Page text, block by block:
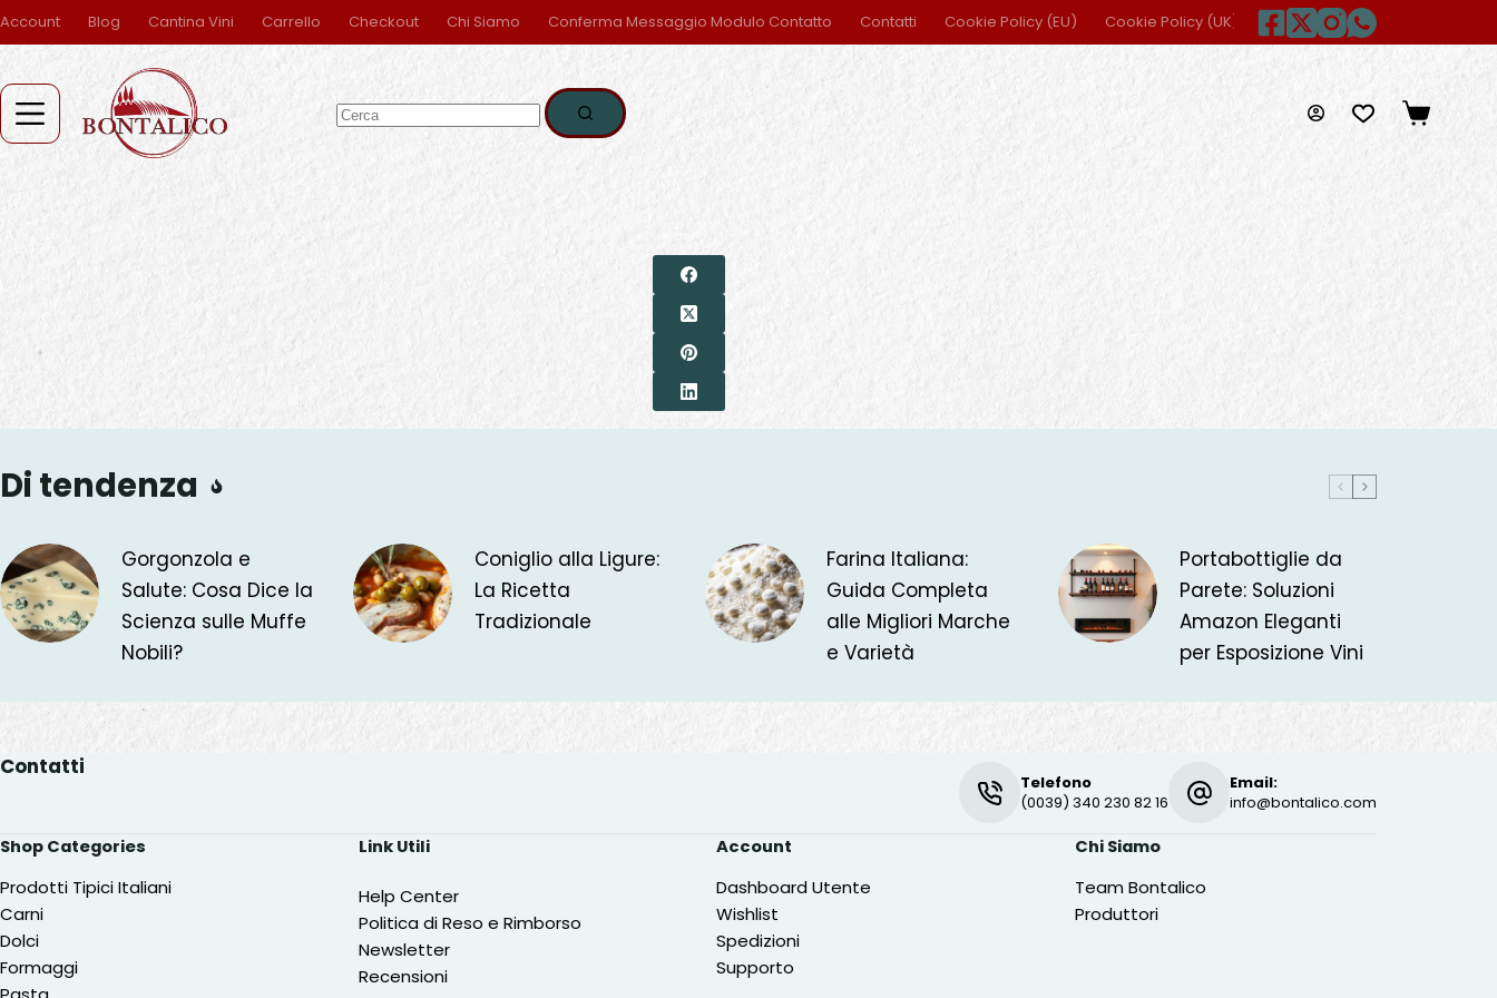
Salta
al
contenuto
Account Blog Cantina Vini Carrello Checkout Chi Siamo Conferma Messaggio Modulo Contatto Contatti Cookie Policy (EU) Cookie Policy (UK) Disclaimer Home
Nessun
risultato
Carrello
Di tendenza
Gorgonzola e
Salute: Cosa Dice la
Scienza sulle Muffe
Nobili?
Coniglio alla Ligure:
La Ricetta
Tradizionale
Farina Italiana:
Guida Completa
alle Migliori Marche
e Varietà
Portabottiglie da
Parete: Soluzioni
Amazon Eleganti
per Esposizione Vini
Contatti
Telefono
(0039) 340 230 82 16
Email:
info@bontalico.com
Shop Categories
Prodotti Tipici Italiani
Carni
Dolci
Formaggi
Link Utili
Help Center
Politica di Reso e Rimborso
Newsletter
Recensioni
Account
Dashboard Utente
Wishlist
Spedizioni
Supporto
Chi Siamo
Team Bontalico
Produttori